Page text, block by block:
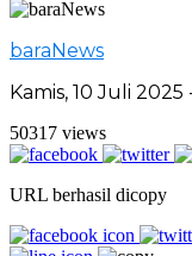
baraNews
Kamis, 10 Juli 2025
50317 views
URL berhasil dicopy